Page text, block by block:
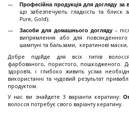
Професійна продукція для догляду за
що забезпечують гладкість та блиск
Pure, Gold);
Засоби для домашнього догляду–
випрямлення або для повсякденного
шампуні та бальзами, кератинові маски,
Добре підійде для всіх типів
фарбованого, пористого, пошкодженого.
здоров'я, і ​​глибоко живить усіма
використанні та чудовий результат
продуктом.
У нас ви знайдете 3 варіанти кератину:
волосся потребує свого варіанту кератину.